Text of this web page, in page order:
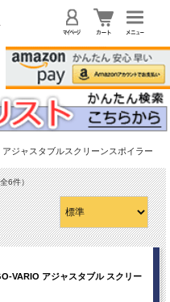
アジャスタブルスクリーンスポイラー
6件）
VARIO アジャスタブル スクリー